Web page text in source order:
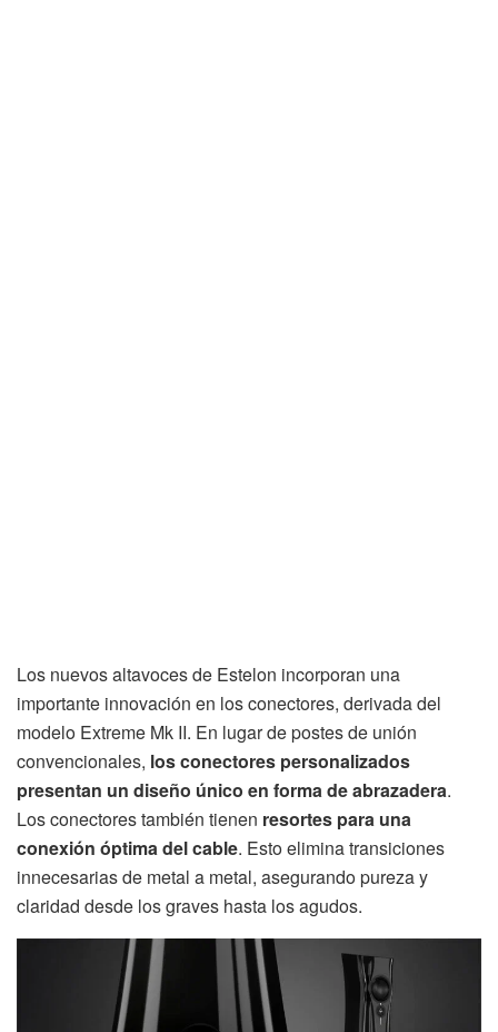
Los nuevos altavoces de Estelon incorporan una
importante innovación en los conectores, derivada del
modelo Extreme Mk II. En lugar de postes de unión
convencionales, los conectores personalizados
presentan un diseño único en forma de abrazadera.
Los conectores también tienen resortes para una
conexión óptima del cable. Esto elimina transiciones
innecesarias de metal a metal, asegurando pureza y
claridad desde los graves hasta los agudos.